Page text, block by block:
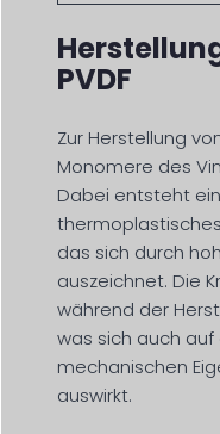
PVDF
Zur Herstellung
Monomere des
Dabei entsteht
das sich durch
auszeichnet. Die
während der
was sich auch
mechanischen
auswirkt.